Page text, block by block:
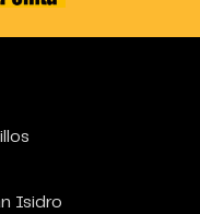
Isidro